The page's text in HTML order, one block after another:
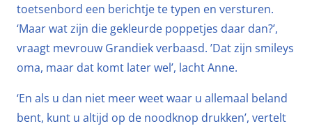
toetsenbord een berichtje te typen en versturen.
‘Maar wat zijn die gekleurde poppetjes daar dan?’,
vraagt mevrouw Grandiek verbaasd. ’Dat zijn smileys
oma, maar dat komt later wel’, lacht Anne.
‘En als u dan niet meer weet waar u allemaal beland
bent, kunt u altijd op de noodknop drukken’, vertelt